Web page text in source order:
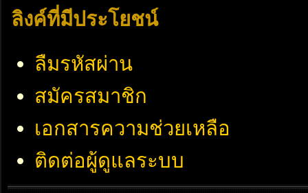
ลิงค์ที่มีประโยชน์
ลืมรหัสผ่าน
สมัครสมาชิก
เอกสารความช่วยเหลือ
ติดต่อผู้ดูแลระบบ